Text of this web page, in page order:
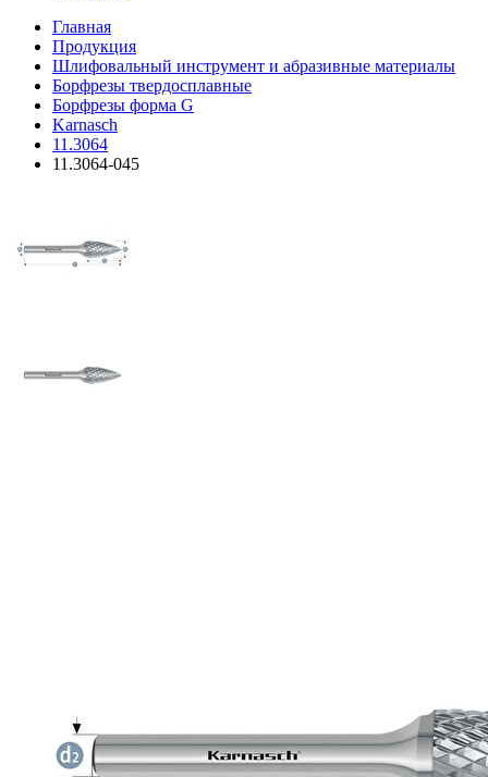
Главная
Продукция
Шлифовальный инструмент и абразивные материалы
Борфрезы твердосплавные
Борфрезы форма G
Karnasch
11.3064
11.3064-045